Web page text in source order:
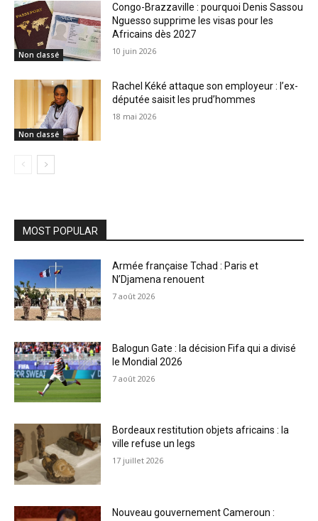
Non classé
Congo-Brazzaville : pourquoi Denis Sassou
Nguesso supprime les visas pour les
Africains dès 2027
10 juin 2026
Non classé
Rachel Kéké attaque son employeur : l’ex-
députée saisit les prud’hommes
18 mai 2026
MOST POPULAR
Armée française Tchad : Paris et
N’Djamena renouent
7 août 2026
Balogun Gate : la décision Fifa qui a divisé
le Mondial 2026
7 août 2026
Bordeaux restitution objets africains : la
ville refuse un legs
17 juillet 2026
Nouveau gouvernement Cameroun :